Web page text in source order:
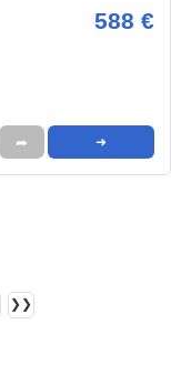
588 €
➦ ➜
❯❯